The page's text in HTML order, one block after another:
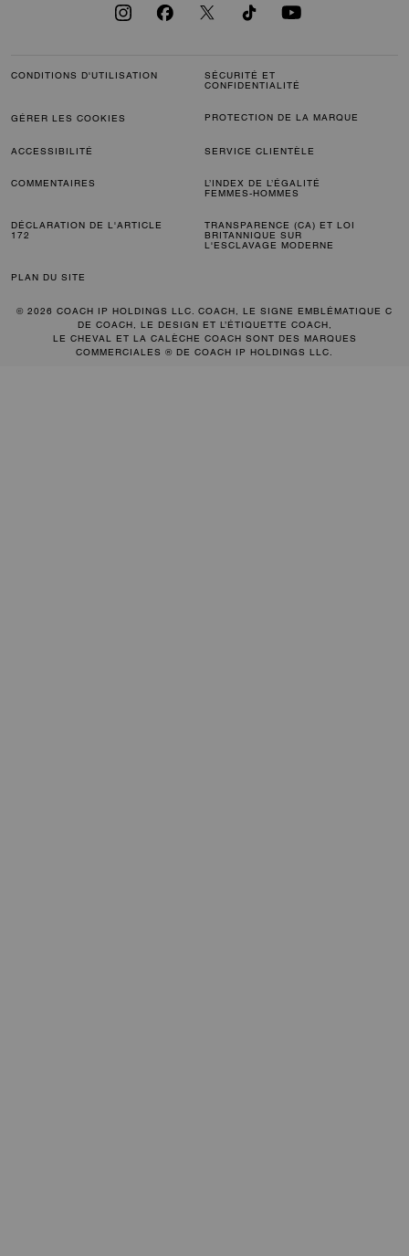
CONDITIONS D'UTILISATION
SÉCURITÉ ET
CONFIDENTIALITÉ
GÉRER LES COOKIES PROTECTION DE LA MARQUE
ACCESSIBILITÉ SERVICE CLIENTÈLE
COMMENTAIRES
L’INDEX DE L’ÉGALITÉ
FEMMES-HOMMES
DÉCLARATION DE L'ARTICLE
172
TRANSPARENCE (CA) ET LOI
BRITANNIQUE SUR
L'ESCLAVAGE MODERNE
PLAN DU SITE
© 2026 COACH IP HOLDINGS LLC. COACH, LE SIGNE EMBLÉMATIQUE C
DE COACH, LE DESIGN ET L’ÉTIQUETTE COACH,
LE CHEVAL ET LA CALÈCHE COACH SONT DES MARQUES
COMMERCIALES ® DE COACH IP HOLDINGS LLC.